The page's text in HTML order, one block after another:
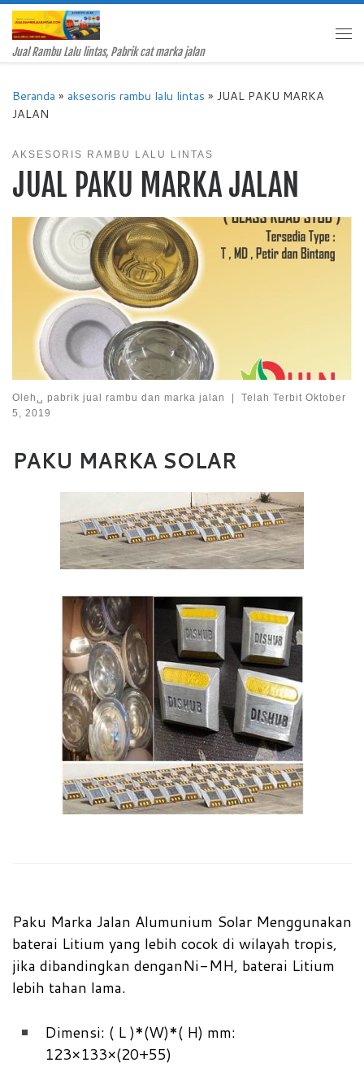
Skip to content
Jual Rambu Lalu lintas, Pabrik cat marka jalan
Beranda » aksesoris rambu lalu lintas » JUAL PAKU MARKA
JALAN
AKSESORIS RAMBU LALU LINTAS
JUAL PAKU MARKA JALAN
Oleh␣ pabrik jual rambu dan marka jalan | Telah Terbit Oktober
5, 2019
PAKU MARKA SOLAR
Paku Marka Jalan Alumunium Solar Menggunakan
baterai Litium yang lebih cocok di wilayah tropis,
jika dibandingkan denganNi-MH, baterai Litium
lebih tahan lama.
Dimensi: ( L )*(W)*( H) mm:
123×133×(20+55)